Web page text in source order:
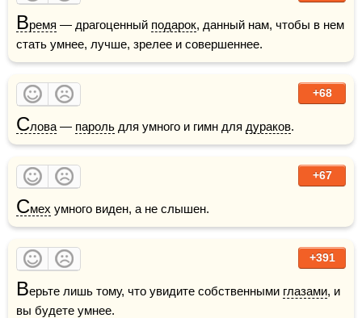
Время — драгоценный подарок, данный нам, чтобы в нем
стать умнее, лучше, зрелее и совершеннее.
+68
Слова — пароль для умного и гимн для дураков.
+67
Смех умного виден, а не слышен.
+391
Верьте лишь тому, что увидите собственными глазами, и
вы будете умнее.